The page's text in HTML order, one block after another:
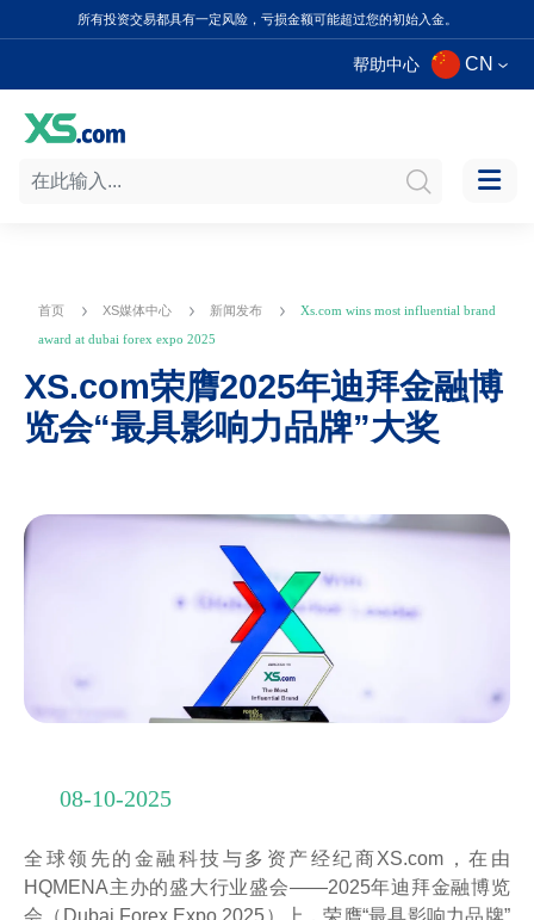
所有投资交易都具有一定风险，亏损金额可能超过您的初始入金。
帮助中心 CN
首页 XS媒体中心 新闻发布
Xs.com wins most influential brand
award at dubai forex expo 2025
XS.com荣膺2025年迪拜金融博
览会“最具影响力品牌”大奖
08-10-2025
全球领先的金融科技与多资产经纪商XS.com，在由
HQMENA主办的盛大行业盛会——2025年迪拜金融博览
会（Dubai Forex Expo 2025）上，荣膺“最具影响力品牌”